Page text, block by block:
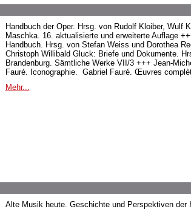
Handbuch der Oper. Hrsg. von Rudolf Kloiber, Wulf
Maschka. 16. aktualisierte und erweiterte Auflage
Handbuch. Hrsg. von Stefan Weiss und Dorothea
Christoph Willibald Gluck: Briefe und Dokumente.
Brandenburg. Sämtliche Werke VII/3 +++ Jean-
Fauré. Iconographie. Gabriel Fauré. Œuvres
Mehr...
Alte Musik heute. Geschichte und Perspektiven der